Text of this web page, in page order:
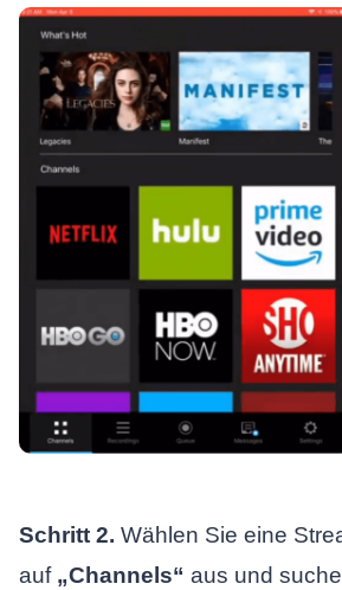
Schritt 2. Wählen Sie eine
auf „Channels“ aus und